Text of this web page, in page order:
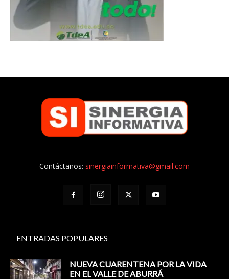
Contáctanos: sinergiainformativa@gmail.com
ENTRADAS POPULARES
NUEVA CUARENTENA POR LA VIDA
EN EL VALLE DE ABURRÁ